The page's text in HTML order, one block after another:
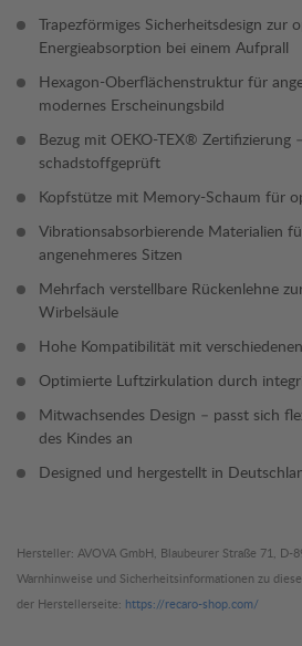
Trapezförmiges Sicherheitsdesign zur
Energieabsorption bei einem Aufprall
Hexagon-Oberflächenstruktur für
modernes Erscheinungsbild
Bezug mit OEKO-TEX® Zertifizierung
schadstoffgeprüft
Kopfstütze mit Memory-Schaum für
Vibrationsabsorbierende Materialien
angenehmeres Sitzen
Mehrfach verstellbare Rückenlehne
Wirbelsäule
Hohe Kompatibilität mit
Optimierte Luftzirkulation durch
Mitwachsendes Design – passt sich
des Kindes an
Designed und hergestellt in
Hersteller: AVOVA GmbH, Blaubeurer Straße 71, D-
Warnhinweise und Sicherheitsinformationen zu
der Herstellerseite: https://recaro-shop.com/